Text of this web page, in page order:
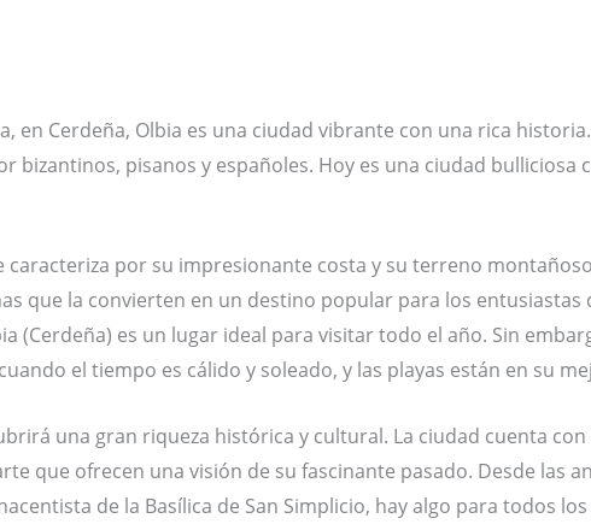
en Cerdeña, Olbia es una ciudad vibrante con una rica
bizantinos, pisanos y españoles. Hoy es una ciudad bulliciosa
caracteriza por su impresionante costa y su terreno
que la convierten en un destino popular para los entusiastas
(Cerdeña) es un lugar ideal para visitar todo el año. Sin
el tiempo es cálido y soleado, y las playas están en su
una gran riqueza histórica y cultural. La ciudad cuenta
que ofrecen una visión de su fascinante pasado. Desde las
de la Basílica de San Simplicio, hay algo para todos